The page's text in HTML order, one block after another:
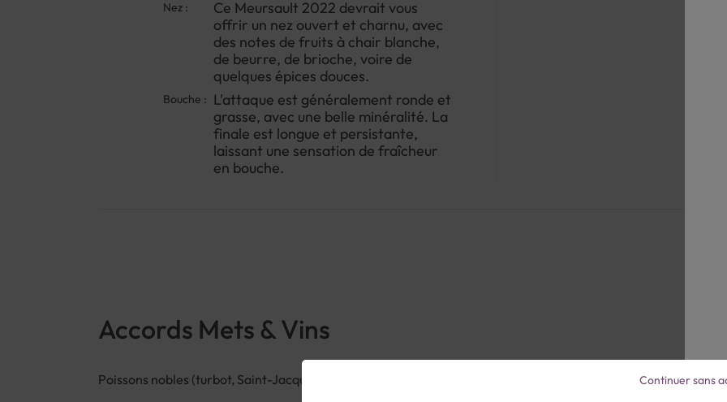
Nez :
Ce Meursault 2022 devrait vous
offrir un nez ouvert et charnu, avec
des notes de fruits à chair blanche,
de beurre, de brioche, voire de
quelques épices douces.
Bouche : L'attaque est généralement ronde et
grasse, avec une belle minéralité. La
finale est longue et persistante,
laissant une sensation de fraîcheur
en bouche.
Accords Mets & Vins
Poissons nobles (turbot, Saint-Jacques), crustacés (homard, langoustine), volailles (chapon, poularde), et
Continuer sans